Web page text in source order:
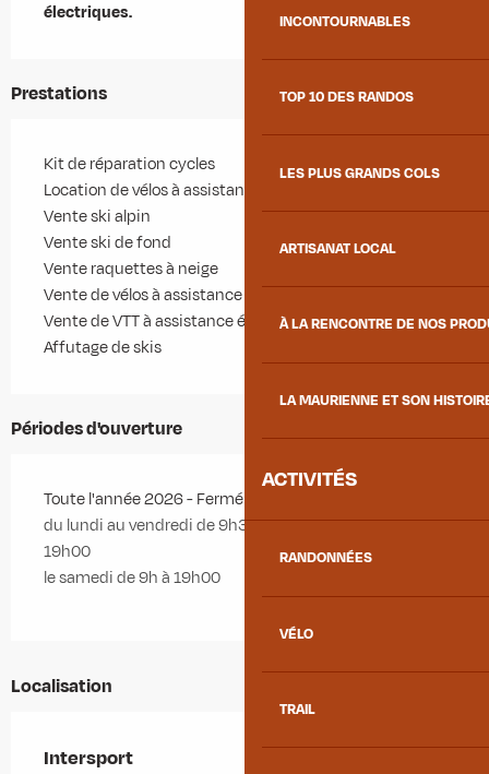
INCONTOURNABLES
TOP 10 DES RANDOS
LES PLUS GRANDS COLS
ARTISANAT LOCAL
À LA RENCONTRE DE NOS
LA MAURIENNE ET SON
ACTIVITÉS
RANDONNÉES
VÉLO
TRAIL
électriques.
Prestations
Kit de réparation cycles
Location de vélos à assistance électrique
Vente ski alpin
Vente ski de fond
Vente raquettes à neige
Vente de vélos à assistance électrique
Vente de VTT à assistance électrique
Affutage de skis
Périodes d'ouverture
Toute l'année 2026 - Fermé le dimanche
du lundi au vendredi de 9h30 à 12h15 et de 14h à
19h00
le samedi de 9h à 19h00
Localisation
Intersport